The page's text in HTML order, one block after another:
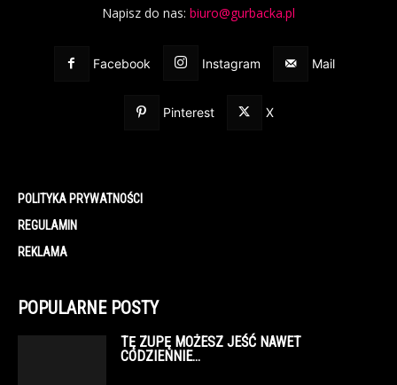
Napisz do nas: biuro@gurbacka.pl
Facebook Instagram Mail
Pinterest X
POLITYKA PRYWATNOŚCI
REGULAMIN
REKLAMA
POPULARNE POSTY
TĘ ZUPĘ MOŻESZ JEŚĆ NAWET
CODZIENNIE…